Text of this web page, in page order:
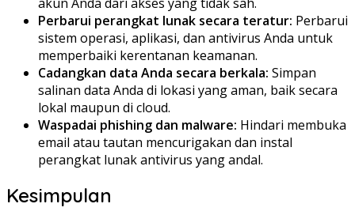
Perbarui perangkat lunak secara teratur: Perbarui
sistem operasi, aplikasi, dan antivirus Anda untuk
memperbaiki kerentanan keamanan.
Cadangkan data Anda secara berkala: Simpan
salinan data Anda di lokasi yang aman, baik secara
lokal maupun di cloud.
Waspadai phishing dan malware: Hindari membuka
email atau tautan mencurigakan dan instal
perangkat lunak antivirus yang andal.
Kesimpulan